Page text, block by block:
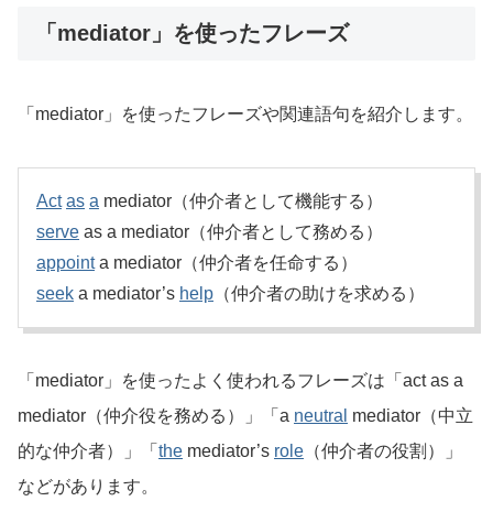
「mediator」を使ったフレーズ
「mediator」を使ったフレーズや関連語句を紹介します。
Act as a mediator（仲介者として機能する）
serve as a mediator（仲介者として務める）
appointa mediator（仲介者を任命する）
seek a mediator’s help （仲介者の助けを求める）
「mediator」を使ったよく使われるフレーズは「act as a
mediator（仲介役を務める）」「a neutral mediator（中立
的な仲介者）」「 the mediator’s role （仲介者の役割）」
などがあります。